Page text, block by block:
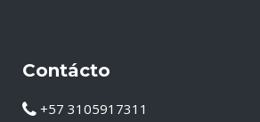
Contácto
+57 3105917311